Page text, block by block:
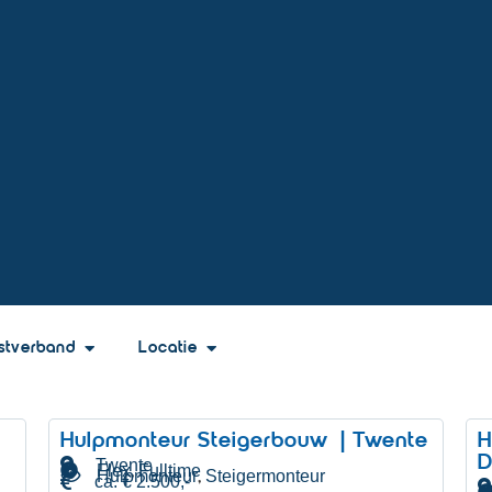
Locatie
Hulpmonteur Steigerbouw | Twente
Twente
Flex, Fulltime
Hulpmonteur, Steigermonteur
ca. € 2.500,-